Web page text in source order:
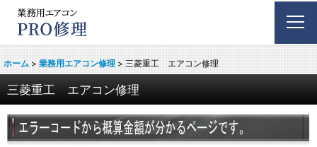
ホーム > 業務用エアコン修理 > 三菱重工 エアコン修理
三菱重工 エアコン修理